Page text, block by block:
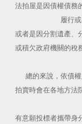
法拍屋是因債權債務
履行
或者是因分割遺產、
或積欠政府機關的稅
總的來說，依債
拍賣時會在各地方法
有意願投標者攜帶身